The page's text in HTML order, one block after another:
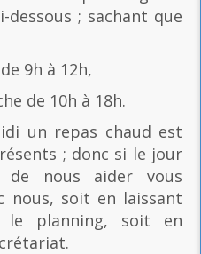
; sachant que
9h à 12h,
de 10h à 18h.
un repas chaud est
; donc si le jour
de nous aider vous
nous, soit en laissant
le planning, soit en